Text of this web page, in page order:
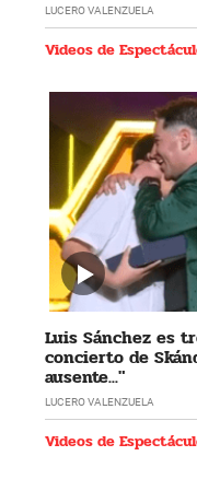
LUCERO VALENZUELA
Videos de
Luis Sánchez es
concierto de
ausente..."
LUCERO VALENZUELA
Videos de